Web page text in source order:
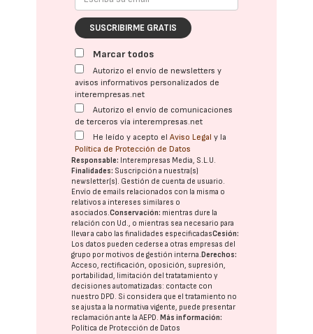
SUSCRIBIRME GRATIS
Marcar todos
Autorizo el envío de newsletters y
avisos informativos personalizados de
interempresas.net
Autorizo el envío de comunicaciones
de terceros vía interempresas.net
He leído y acepto elAviso Legal y la
Política de Protección de Datos
Responsable: Interempresas Media, S.L.U.
Finalidades: Suscripción a nuestra(s)
newsletter(s). Gestión de cuenta de usuario.
Envío de emails relacionados con la misma o
relativos a intereses similares o
asociados.Conservación: mientras dure la
relación con Ud., o mientras sea necesario para
llevar a cabo las finalidades especificadasCesión:
Los datos pueden cederse a otras empresas del
grupo por motivos de gestión interna. Derechos:
Acceso, rectificación, oposición, supresión,
portabilidad, limitación del tratatamiento y
decisiones automatizadas: contacte con
nuestro DPD. Si considera que el tratamiento no
se ajusta a la normativa vigente, puede presentar
reclamación ante laAEPD. Más información:
Política de Protección de Datos